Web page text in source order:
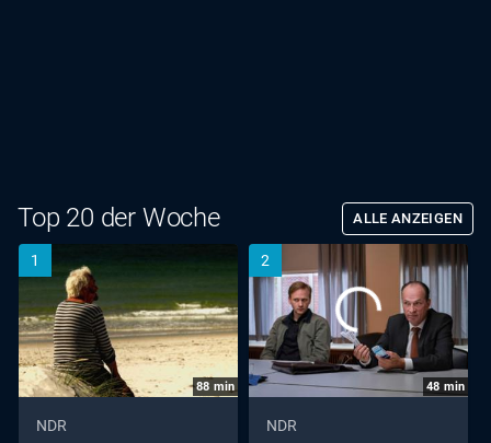
Top 20 der Woche ALLE ANZEIGEN
1
88 min
NDR
2
48 min
NDR